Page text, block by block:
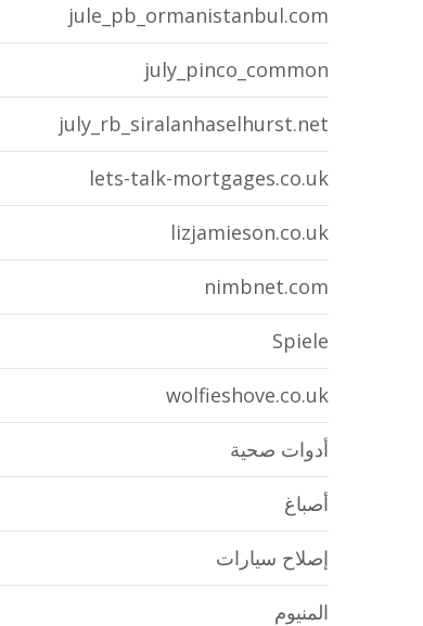
jule_pb_ormanistanbul.com
july_pinco_common
july_rb_siralanhaselhurst.net
lets-talk-mortgages.co.uk
lizjamieson.co.uk
nimbnet.com
Spiele
wolfieshove.co.uk
أدوات صحية
أصباغ
إصلاح سيارات
المنيوم